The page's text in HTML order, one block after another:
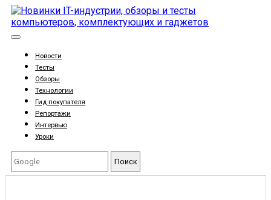
Новости
Тесты
Обзоры
Технологии
Гид покупателя
Репортажи
Интервью
Уроки
Поиск